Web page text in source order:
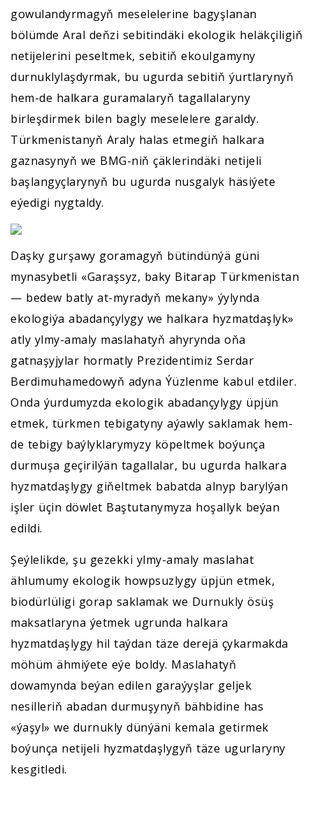
gowulandyrmagyň meselelerine bagyşlanan
bölümde Aral deňzi sebitindäki ekologik heläkçiligiň
netijelerini peseltmek, sebitiň ekoulgamyny
durnuklylaşdyrmak, bu ugurda sebitiň ýurtlarynyň
hem-de halkara guramalaryň tagallalaryny
birleşdirmek bilen bagly meselelere garaldy.
Türkmenistanyň Araly halas etmegiň halkara
gaznasynyň we BMG-niň çäklerindäki netijeli
başlangyçlarynyň bu ugurda nusgalyk häsiýete
eýedigi nygtaldy.
Daşky gurşawy goramagyň bütindünýä güni
mynasybetli «Garaşsyz, baky Bitarap Türkmenistan
— bedew batly at-myradyň mekany» ýylynda
ekologiýa abadançylygy we halkara hyzmatdaşlyk»
atly ylmy-amaly maslahatyň ahyrynda oňa
gatnaşyjylar hormatly Prezidentimiz Serdar
Berdimuhamedowyň adyna Ýüzlenme kabul etdiler.
Onda ýurdumyzda ekologik abadançylygy üpjün
etmek, türkmen tebigatyny aýawly saklamak hem-
de tebigy baýlyklarymyzy köpeltmek boýunça
durmuşa geçirilýän tagallalar, bu ugurda halkara
hyzmatdaşlygy giňeltmek babatda alnyp barylýan
işler üçin döwlet Baştutanymyza hoşallyk beýan
edildi.
Şeýlelikde, şu gezekki ylmy-amaly maslahat
ählumumy ekologik howpsuzlygy üpjün etmek,
biodürlüligi gorap saklamak we Durnukly ösüş
maksatlaryna ýetmek ugrunda halkara
hyzmatdaşlygy hil taýdan täze derejä çykarmakda
möhüm ähmiýete eýe boldy. Maslahatyň
dowamynda beýan edilen garaýyşlar geljek
nesilleriň abadan durmuşynyň bähbidine has
«ýaşyl» we durnukly dünýäni kemala getirmek
boýunça netijeli hyzmatdaşlygyň täze ugurlaryny
kesgitledi.